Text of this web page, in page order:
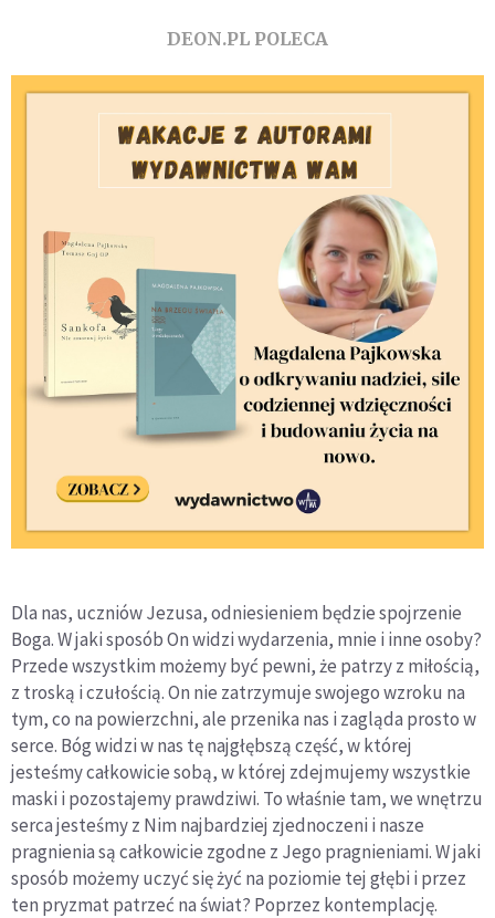
DEON.PL POLECA
Dla nas, uczniów Jezusa, odniesieniem będzie spojrzenie
Boga. W jaki sposób On widzi wydarzenia, mnie i inne osoby?
Przede wszystkim możemy być pewni, że patrzy z miłością,
z troską i czułością. On nie zatrzymuje swojego wzroku na
tym, co na powierzchni, ale przenika nas i zagląda prosto w
serce. Bóg widzi w nas tę najgłębszą część, w której
jesteśmy całkowicie sobą, w której zdejmujemy wszystkie
maski i pozostajemy prawdziwi. To właśnie tam, we wnętrzu
serca jesteśmy z Nim najbardziej zjednoczeni i nasze
pragnienia są całkowicie zgodne z Jego pragnieniami. W jaki
sposób możemy uczyć się żyć na poziomie tej głębi i przez
ten pryzmat patrzeć na świat? Poprzez kontemplację.